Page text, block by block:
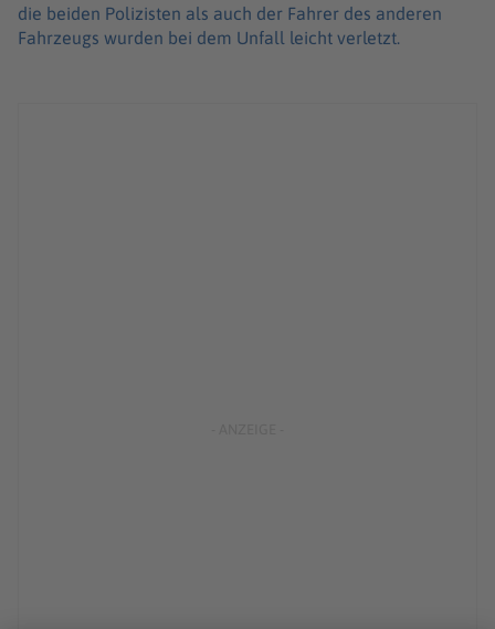
die beiden Polizisten als auch der Fahrer des anderen
Fahrzeugs wurden bei dem Unfall leicht verletzt.